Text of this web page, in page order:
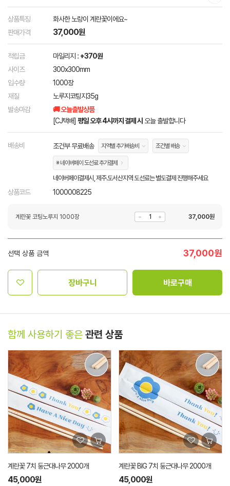
상품특징
화사한 노랑이 계란꽃이에요~
판매가격
37,000원
적립금 마일리지 : +370원
사이즈
300x300mm
입수량
1000장
재질
노루지코팅지35g
발송마감
🚚 오늘출발상품
[CJ택배] 평일 오후 4시까지 결제 시 오늘 출발합니다
배송비 조건부 무료배송 지역별 추가배송비 조건별 배송
※ 네이버페이 도선료 추가결제
네이버페이결제시, 제주.도서산지역 도선료는 별도결제 진행해주세요
상품코드 1000008225
계란꽃 코팅노루지 1000장 37,000원
선택 상품 금액 37,000원
장바구니 바로구매
함께 사용하기 좋은 관련 상품
계란꽃 7치 둥근대나무 2000개
45,000원
계란꽃 BIG 7치 둥근대나무 2000개
45,000원